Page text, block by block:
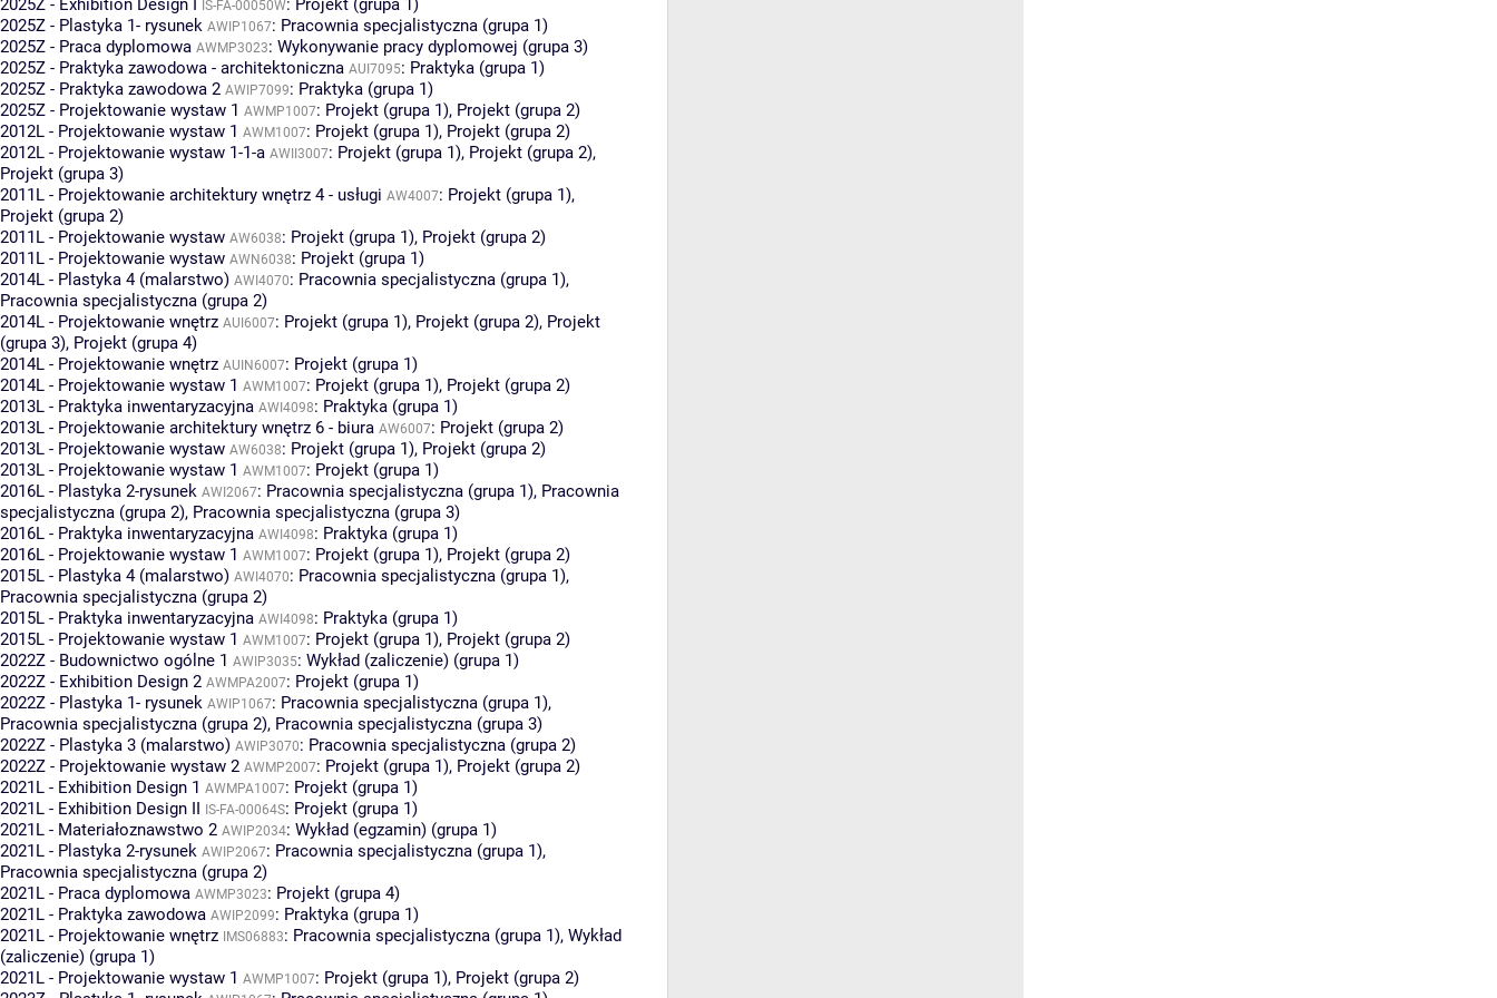
IS-FA-00050W
2025Z - Plastyka 1- rysunek AWIP1067: Pracownia specjalistyczna (grupa 1)
2025Z - Praca dyplomowa AWMP3023: Wykonywanie pracy dyplomowej (grupa 3)
2025Z - Praktyka zawodowa - architektoniczna AUI7095: Praktyka (grupa 1)
2025Z - Praktyka zawodowa 2 AWIP7099: Praktyka (grupa 1)
2025Z - Projektowanie wystaw 1 AWMP1007: Projekt (grupa 1), Projekt (grupa 2)
2012L - Projektowanie wystaw 1 AWM1007: Projekt (grupa 1), Projekt (grupa 2)
2012L - Projektowanie wystaw 1-1-a AWII3007: Projekt (grupa 1), Projekt (grupa 2),
Projekt (grupa 3)
2011L - Projektowanie architektury wnętrz 4 - usługi AW4007: Projekt (grupa 1),
Projekt (grupa 2)
2011L - Projektowanie wystaw AW6038: Projekt (grupa 1), Projekt (grupa 2)
2011L - Projektowanie wystaw AWN6038: Projekt (grupa 1)
2014L - Plastyka 4 (malarstwo) AWI4070: Pracownia specjalistyczna (grupa 1),
Pracownia specjalistyczna (grupa 2)
2014L - Projektowanie wnętrz AUI6007: Projekt (grupa 1), Projekt (grupa 2), Projekt
(grupa 3), Projekt (grupa 4)
2014L - Projektowanie wnętrz AUIN6007: Projekt (grupa 1)
2014L - Projektowanie wystaw 1 AWM1007: Projekt (grupa 1), Projekt (grupa 2)
2013L - Praktyka inwentaryzacyjna AWI4098: Praktyka (grupa 1)
2013L - Projektowanie architektury wnętrz 6 - biura AW6007: Projekt (grupa 2)
2013L - Projektowanie wystaw AW6038: Projekt (grupa 1), Projekt (grupa 2)
2013L - Projektowanie wystaw 1 AWM1007: Projekt (grupa 1)
2016L - Plastyka 2-rysunek AWI2067: Pracownia specjalistyczna (grupa 1), Pracownia
specjalistyczna (grupa 2), Pracownia specjalistyczna (grupa 3)
2016L - Praktyka inwentaryzacyjna AWI4098: Praktyka (grupa 1)
2016L - Projektowanie wystaw 1 AWM1007: Projekt (grupa 1), Projekt (grupa 2)
2015L - Plastyka 4 (malarstwo) AWI4070: Pracownia specjalistyczna (grupa 1),
Pracownia specjalistyczna (grupa 2)
2015L - Praktyka inwentaryzacyjna AWI4098: Praktyka (grupa 1)
2015L - Projektowanie wystaw 1 AWM1007: Projekt (grupa 1), Projekt (grupa 2)
2022Z - Budownictwo ogólne 1 AWIP3035: Wykład (zaliczenie) (grupa 1)
2022Z - Exhibition Design 2 AWMPA2007: Projekt (grupa 1)
2022Z - Plastyka 1- rysunek AWIP1067: Pracownia specjalistyczna (grupa 1),
Pracownia specjalistyczna (grupa 2), Pracownia specjalistyczna (grupa 3)
2022Z - Plastyka 3 (malarstwo) AWIP3070: Pracownia specjalistyczna (grupa 2)
2022Z - Projektowanie wystaw 2 AWMP2007: Projekt (grupa 1), Projekt (grupa 2)
2021L - Exhibition Design 1 AWMPA1007: Projekt (grupa 1)
2021L - Exhibition Design II IS-FA-00064S: Projekt (grupa 1)
2021L - Materiałoznawstwo 2 AWIP2034: Wykład (egzamin) (grupa 1)
2021L - Plastyka 2-rysunek AWIP2067: Pracownia specjalistyczna (grupa 1),
Pracownia specjalistyczna (grupa 2)
2021L - Praca dyplomowa AWMP3023: Projekt (grupa 4)
2021L - Praktyka zawodowa AWIP2099: Praktyka (grupa 1)
2021L - Projektowanie wnętrz IMS06883: Pracownia specjalistyczna (grupa 1), Wykład
(zaliczenie) (grupa 1)
2021L - Projektowanie wystaw 1 AWMP1007: Projekt (grupa 1), Projekt (grupa 2)